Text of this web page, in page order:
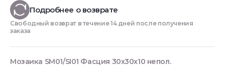
Подробнее о возврате
Свободный возврат в течение 14 дней после получения
заказа
Мозаика SM01/SI01 Фасция 30x30x10 непол.